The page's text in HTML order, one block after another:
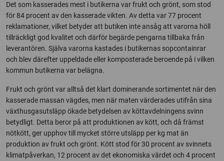
Det som kasserades mest i butikerna var frukt och grönt, som stod
för 84 procent av den kasserade vikten. Av detta var 77 procent
reklamationer, vilket betyder att butiken inte ansåg att varorna höll
tillräckligt god kvalitet och därför begärde pengarna tillbaka från
leverantören. Själva varorna kastades i butikernas sopcontainrar
och blev därefter uppeldade eller komposterade beroende på i vilken
kommun butikerna var belägna.
Frukt och grönt var alltså det klart dominerande sortimentet när den
kasserade massan vägdes, men när maten värderades utifrån sina
växthusgasutsläpp ökade betydelsen av köttavdelningens svinn
betydligt. Detta beror på att produktionen av kött, och då främst
nötkött, ger upphov till mycket större utsläpp per kg mat än
produktion av frukt och grönt. Kött stod för 30 procent av svinnets
klimatpåverkan, 12 procent av det ekonomiska värdet och 4 procent